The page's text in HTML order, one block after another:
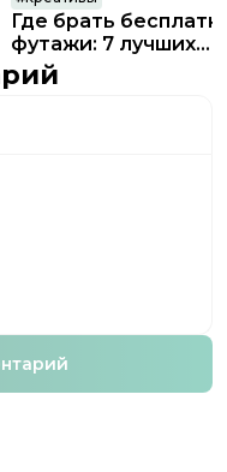
Где брать
футажи: 7 лучших
видеостоков